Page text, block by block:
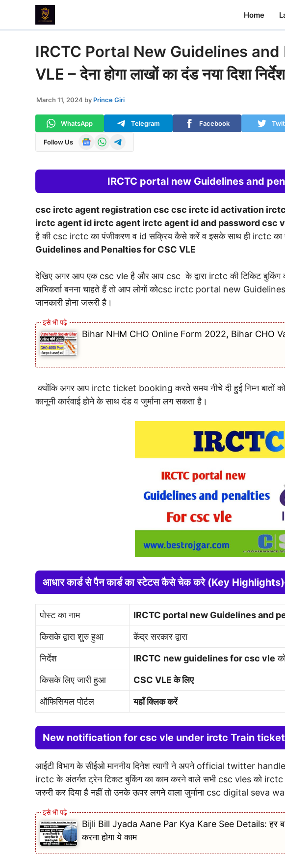
content
Home
IRCTC Portal New Guidelines
VLE – देना होगा लाखों का दंड नया दिशा
March 11, 2024 by Prince Giri
WhatsApp Telegram Facebook
Follow Us
IRCTC portal new Guidelines and
csc irctc agent registration csc csc irctc id activation
irctc agent id irctc agent irctc agent id and password csc
है की csc irctc का पंजीकरण व id सक्रिय कैसे करें व इसके साथ ही irctc
Guidelines and Penalties for CSC VLE
देखिए अगर आप एक csc vle है और आप csc के द्वारा irctc की टिकिट
अभिकर्ता बनना चाहते हैं तो आप लोगों कोcsc irctc portal new
जानकारी होना जरूरी है।
Bihar NHM CHO Online Form 2022, Bihar CHO
क्योंकि अगर आप irctc ticket booking करते समय नीचे दी हुई निम्न बातों
कानूनी कार्रवाई होने के साथ दंड व जुर्माना लग सकता है।
आधार कार्ड से पैन कार्ड का स्टेटस कैसे चेक करे (Key
पोस्ट का नाम IRCTC portal new Guidelines and
किसके द्वारा शुरु हुआ केंद्र सरकार द्वारा
निर्देश IRCTC new guidelines for csc vle
किसके लिए जारी हुआ CSC VLE के लिए
ऑफिसियल पोर्टल यहाँ क्लिक करें
New notification for csc vle under irctc Train
आईटी विभाग के सीईओ माननीय दिनेश त्यागी ने अपने official twitter handle
irctc के अंतर्गत ट्रेन टिकट बुकिंग का काम करने वाले सभी csc vles को
जरुरी कर दिया है नहीं तो उनके ऊपर लगने वाला जुर्माना csc digital seva
Bijli Bill Jyada Aane Par Kya Kare See Details: हर बार
करना होगा ये काम